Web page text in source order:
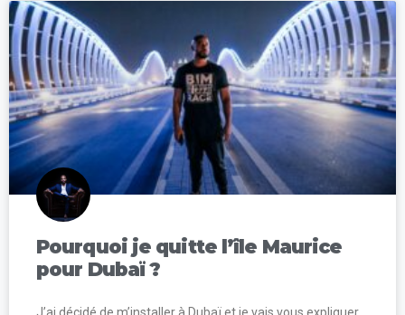
Pourquoi je quitte l’île Maurice
pour Dubaï ?
J’ai décidé de m’installer à Dubaï et je vais vous expliquer